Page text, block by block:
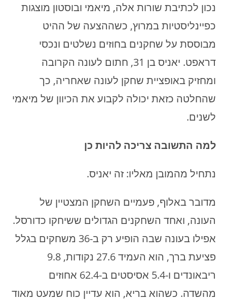
נכון לכתיבת שורות אלה, מיאמי ובוסטון מוצגות
כפיינליסטיות במרוץ, כשההצעה של ההיט
מבוססת על שחקנים בחוזים נשלטים ונכסי
דראפט. יאניס בן 31, חתום לעונה הקרובה
ומחזיק באופציית שחקן לעונה שאחריה, כך
שהחלטה כזאת יכולה לקבוע את הכיוון של מיאמי
לשנים.
למה התשובה צריכה להיות כן
נתחיל מהמובן מאליו: זה יאניס.
מדובר באלוף, פעמיים השחקן המצטיין של
העונה, ואחד השחקנים הגדולים ששיחקו כדורסל.
אפילו בעונה שבה הופיע רק ב-36 משחקים בגלל
פציעת ברך, הוא העמיד 27.6 נקודות, 9.8
ריבאונדים ו-5.4 אסיסטים ב-62.4 אחוזים
מהשדה. כשהוא בריא, הוא עדיין כוח שמעט מאוד